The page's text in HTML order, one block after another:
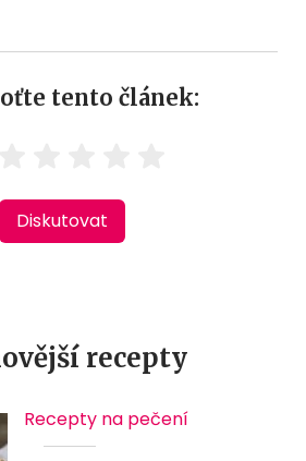
tento článek:
Diskutovat
recepty
Recepty na pečení